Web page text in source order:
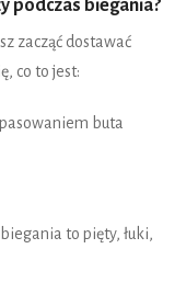
podczas biegania?
zacząć dostawać
co to jest:
buta
to pięty, łuki,